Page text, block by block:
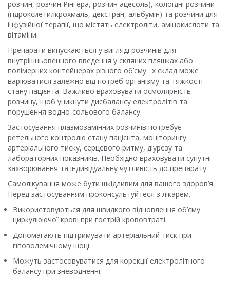
розчин, розчин Рінгера, розчин ацесоль), колоїдні розчини
(гідроксиетилкрохмаль, декстран, альбумін) та розчини для
інфузійної терапії, що містять електроліти, амінокислоти та
вітаміни.
Препарати випускаються у вигляді розчинів для
внутрішньовенного введення у скляних пляшках або
полімерних контейнерах різного об’єму. Їх склад може
варіюватися залежно від потреб організму та тяжкості
стану пацієнта. Важливо враховувати осмолярність
розчину, щоб уникнути дисбалансу електролітів та
порушення водно-сольового балансу.
Застосування плазмозамінних розчинів потребує
ретельного контролю стану пацієнта, моніторингу
артеріального тиску, серцевого ритму, діурезу та
лабораторних показників. Необхідно враховувати супутні
захворювання та індивідуальну чутливість до препарату.
Самолікування може бути шкідливим для вашого здоров’я.
Перед застосуванням проконсультуйтеся з лікарем.
Використовуються для швидкого відновлення об’єму
циркулюючої крові при гострій крововтраті.
Допомагають підтримувати артеріальний тиск при
гіповолемічному шоці.
Можуть застосовуватися для корекції електролітного
балансу при зневодненні.